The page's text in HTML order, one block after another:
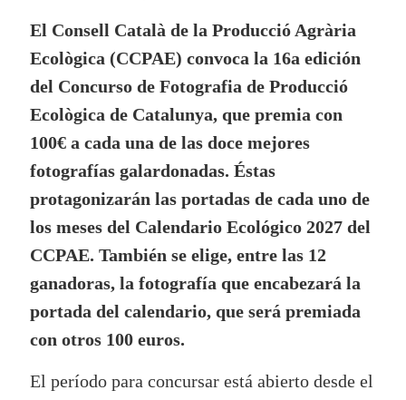
El Consell Català de la Producció Agrària
Ecològica (CCPAE) convoca la 16a edición
del Concurso de Fotografia de Producció
Ecològica de Catalunya, que premia con
100€ a cada una de las doce mejores
fotografías galardonadas. Éstas
protagonizarán las portadas de cada uno de
los meses del Calendario Ecológico 2027 del
CCPAE. También se elige, entre las 12
ganadoras, la fotografía que encabezará la
portada del calendario, que será premiada
con otros 100 euros.
El período para concursar está abierto desde el